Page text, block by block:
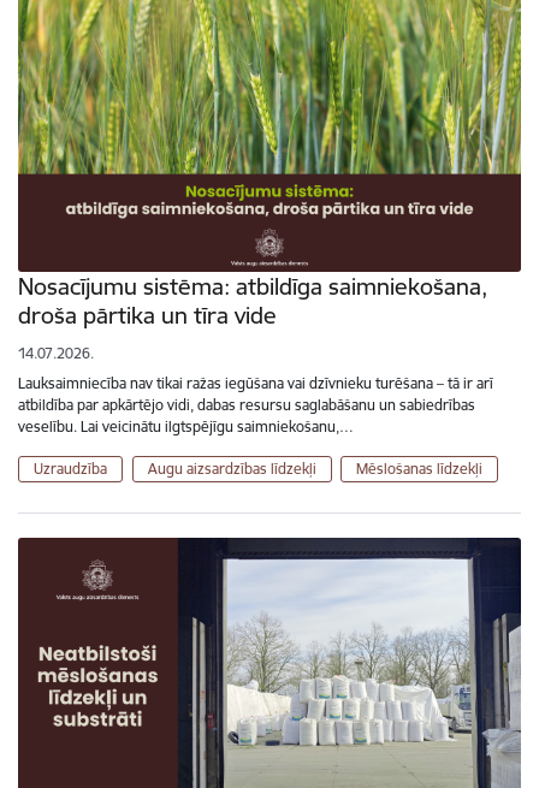
Nosacījumu sistēma: atbildīga saimniekošana,
droša pārtika un tīra vide
14.07.2026.
Lauksaimniecība nav tikai ražas iegūšana vai dzīvnieku turēšana – tā ir arī
atbildība par apkārtējo vidi, dabas resursu saglabāšanu un sabiedrības
veselību. Lai veicinātu ilgtspējīgu saimniekošanu,…
Uzraudzība Augu aizsardzības līdzekļi Mēslošanas līdzekļi